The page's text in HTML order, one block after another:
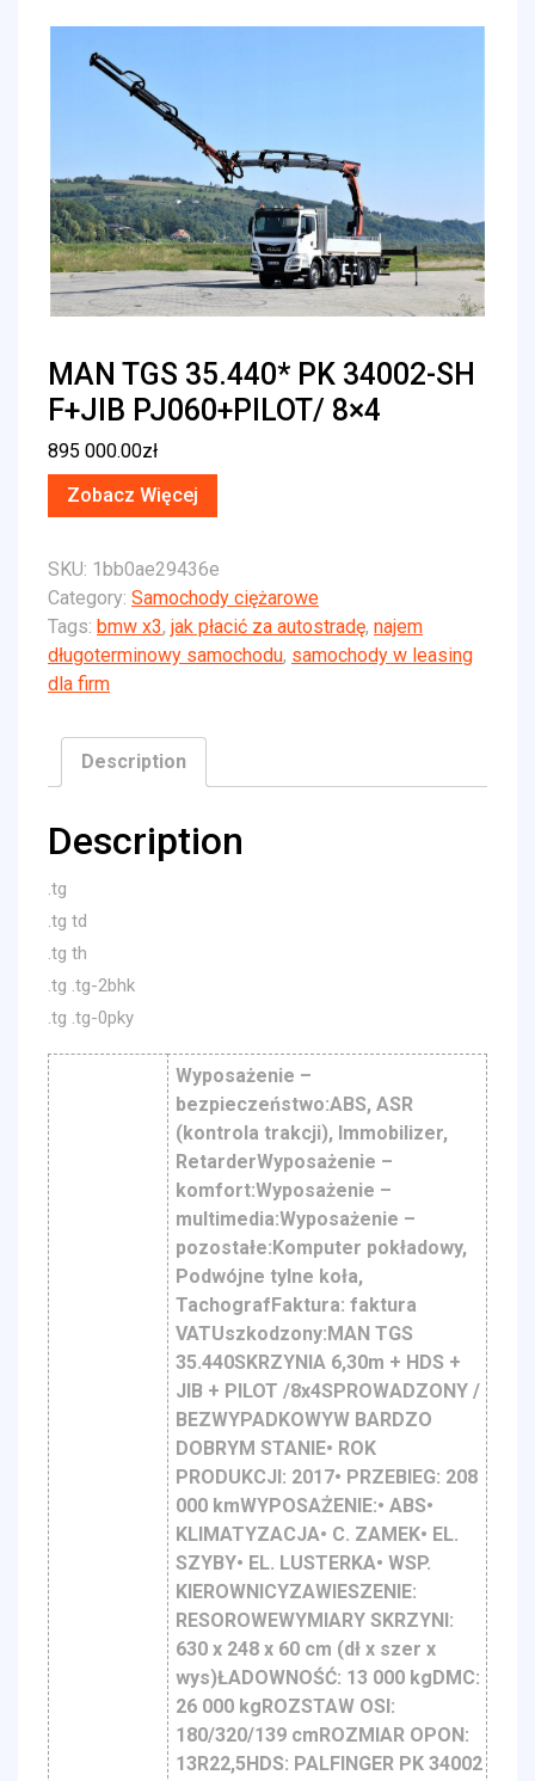
MAN TGS 35.440* PK 34002-SH
F+JIB PJ060+PILOT/ 8×4
895 000.00zł
Zobacz Więcej
SKU: 1bb0ae29436e
Category: Samochody ciężarowe
Tags: bmw x3, jak płacić za autostradę, najem
długoterminowy samochodu, samochody w leasing
dla firm
Description
Description
.tg
.tg td
.tg th
.tg .tg-2bhk
.tg .tg-0pky
Wyposażenie –
bezpieczeństwo:ABS, ASR
(kontrola trakcji), Immobilizer,
RetarderWyposażenie –
komfort:Wyposażenie –
multimedia:Wyposażenie –
pozostałe:Komputer pokładowy,
Podwójne tylne koła,
TachografFaktura: faktura
VATUszkodzony:MAN TGS
35.440SKRZYNIA 6,30m + HDS +
JIB + PILOT /8x4SPROWADZONY /
BEZWYPADKOWYW BARDZO
DOBRYM STANIE• ROK
PRODUKCJI: 2017• PRZEBIEG: 208
000 kmWYPOSAŻENIE:• ABS•
KLIMATYZACJA• C. ZAMEK• EL.
SZYBY• EL. LUSTERKA• WSP.
KIEROWNICYZAWIESZENIE:
RESOROWEWYMIARY SKRZYNI:
630 x 248 x 60 cm (dł x szer x
wys)ŁADOWNOŚĆ: 13 000 kgDMC:
26 000 kgROZSTAW OSI:
180/320/139 cmROZMIAR OPON:
13R22,5HDS: PALFINGER PK 34002